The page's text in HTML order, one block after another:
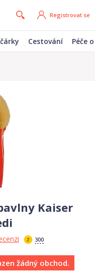
Registrovat se
Cestování Péče
Kaiser
300
žádný obchod.